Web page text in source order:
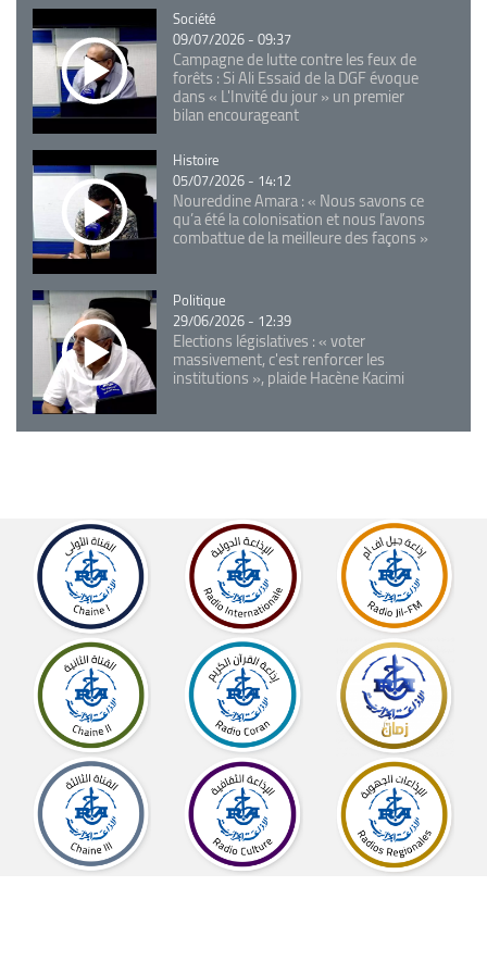
Catégorie
Société
09/07/2026 - 09:37
Campagne de lutte contre les feux de
forêts : Si Ali Essaid de la DGF évoque
dans « L'Invité du jour » un premier
bilan encourageant
Catégorie
Histoire
05/07/2026 - 14:12
Noureddine Amara : « Nous savons ce
qu’a été la colonisation et nous l’avons
combattue de la meilleure des façons »
Catégorie
Politique
29/06/2026 - 12:39
Elections législatives : « voter
massivement, c'est renforcer les
institutions », plaide Hacène Kacimi